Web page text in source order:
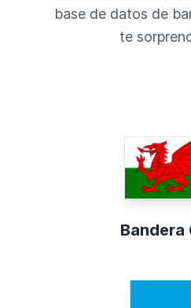
base de datos de
te
Bandera